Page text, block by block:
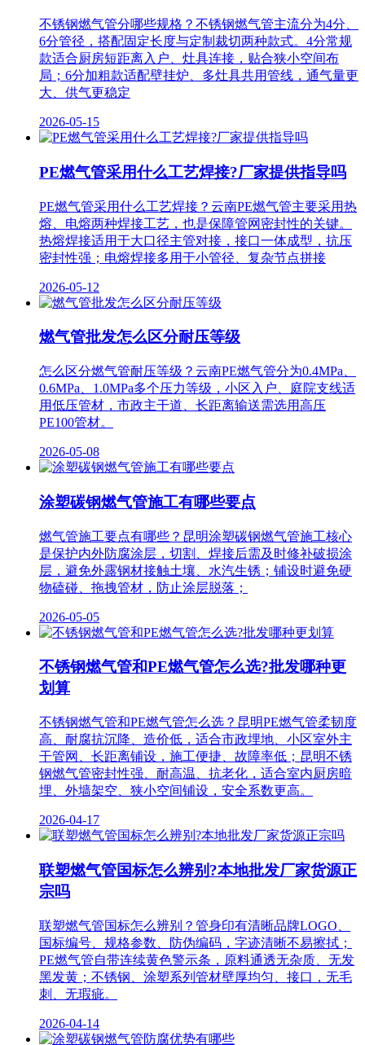
不锈钢燃气管分哪些规格？不锈钢燃气管主流分为4分、
6分管径，搭配固定长度与定制裁切两种款式。4分常规
款适合厨房短距离入户、灶具连接，贴合狭小空间布
局；6分加粗款适配壁挂炉、多灶具共用管线，通气量更
大、供气更稳定
2026-05-15
PE燃气管采用什么工艺焊接?厂家提供指导吗
PE燃气管采用什么工艺焊接？云南PE燃气管主要采用热
熔、电熔两种焊接工艺，也是保障管网密封性的关键。
热熔焊接适用于大口径主管对接，接口一体成型，抗压
密封性强；电熔焊接多用于小管径、复杂节点拼接
2026-05-12
燃气管批发怎么区分耐压等级
怎么区分燃气管耐压等级？云南PE燃气管分为0.4MPa、
0.6MPa、1.0MPa多个压力等级，小区入户、庭院支线适
用低压管材，市政主干道、长距离输送需选用高压
PE100管材。
2026-05-08
涂塑碳钢燃气管施工有哪些要点
燃气管施工要点有哪些？昆明涂塑碳钢燃气管施工核心
是保护内外防腐涂层，切割、焊接后需及时修补破损涂
层，避免外露钢材接触土壤、水汽生锈；铺设时避免硬
物磕碰、拖拽管材，防止涂层脱落；
2026-05-05
不锈钢燃气管和PE燃气管怎么选?批发哪种更
划算
不锈钢燃气管和PE燃气管怎么选？昆明PE燃气管柔韧度
高、耐腐抗沉降、造价低，适合市政埋地、小区室外主
干管网、长距离铺设，施工便捷、故障率低；昆明不锈
钢燃气管密封性强、耐高温、抗老化，适合室内厨房暗
埋、外墙架空、狭小空间铺设，安全系数更高。
2026-04-17
联塑燃气管国标怎么辨别?本地批发厂家货源正
宗吗
联塑燃气管国标怎么辨别？管身印有清晰品牌LOGO、
国标编号、规格参数、防伪编码，字迹清晰不易擦拭；
PE燃气管自带连续黄色警示条，原料通透无杂质、无发
黑发黄；不锈钢、涂塑系列管材壁厚均匀、接口，无毛
刺、无瑕疵。
2026-04-14